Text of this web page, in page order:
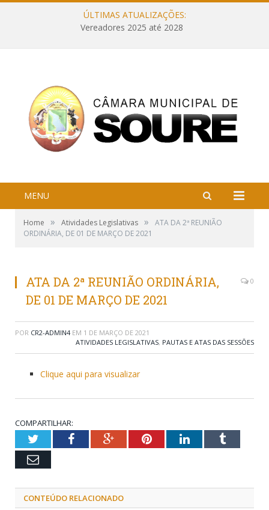
ÚLTIMAS ATUALIZAÇÕES:
Vereadores 2025 até 2028
MENU
Home » Atividades Legislativas »
ATA DA 2ª REUNIÃO
ORDINÁRIA, DE 01 DE MARÇO DE 2021
ATA DA 2ª REUNIÃO ORDINÁRIA,
DE 01 DE MARÇO DE 2021
0
POR CR2-ADMIN4 EM 1 DE MARÇO DE 2021
ATIVIDADES LEGISLATIVAS, PAUTAS E ATAS DAS SESSÕES
Clique aqui para visualizar
COMPARTILHAR:
TwitterFacebookGoogle+PinterestLinkedInTumblr
Email
CONTEÚDO RELACIONADO